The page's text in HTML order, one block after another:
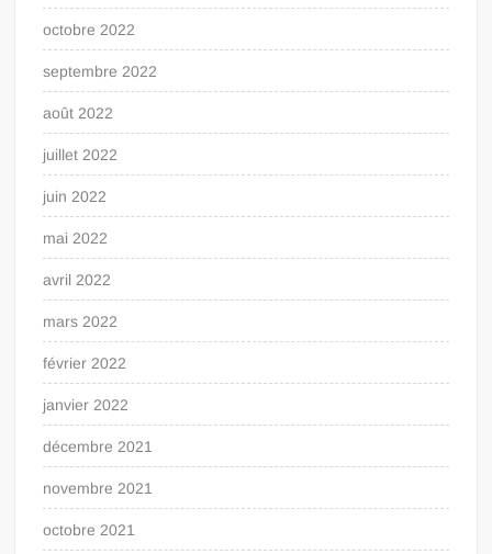
octobre 2022
septembre 2022
août 2022
juillet 2022
juin 2022
mai 2022
avril 2022
mars 2022
février 2022
janvier 2022
décembre 2021
novembre 2021
octobre 2021